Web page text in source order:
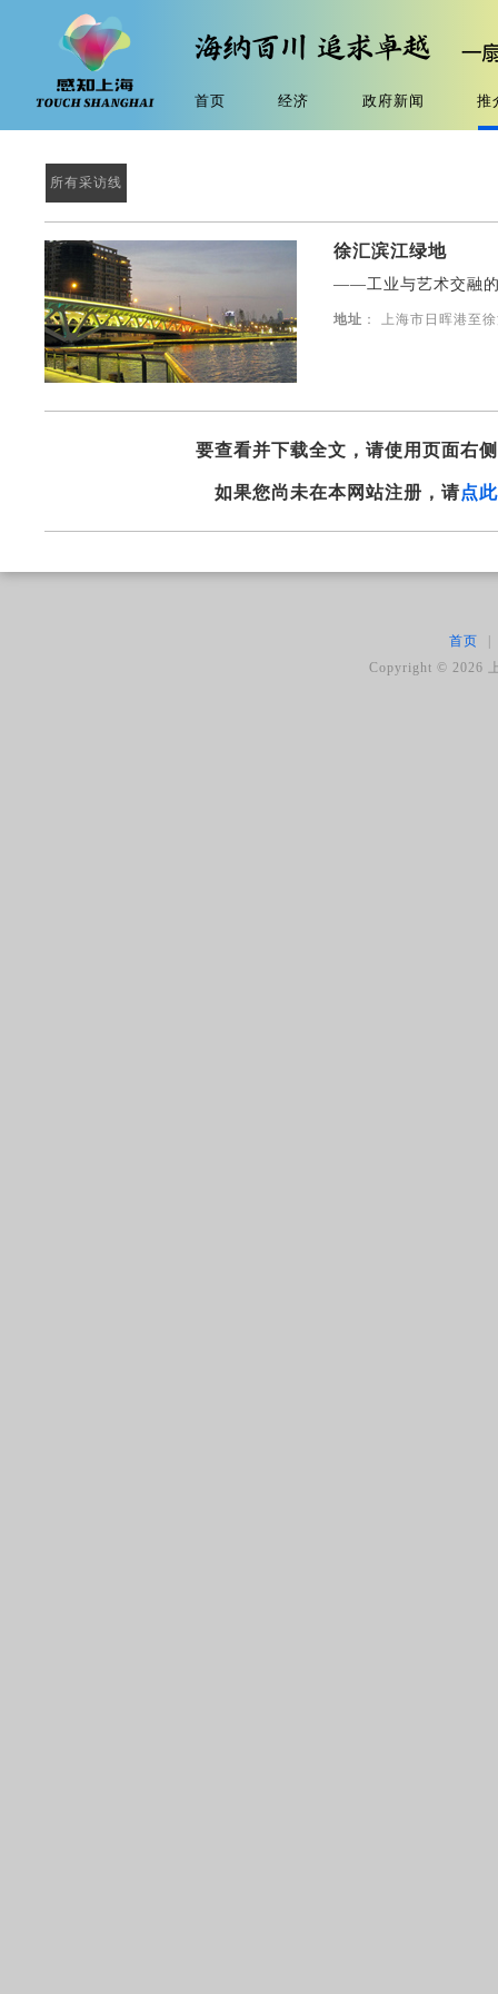
首页 经济 政府新闻 推
所有采访线
徐汇滨江绿地
——工业与艺术交融
地址 ： 上海市日晖港至
要查看并下载全文，请使用页面右
如果您尚未在本网站注册，请点
首页
Copyright ©2026